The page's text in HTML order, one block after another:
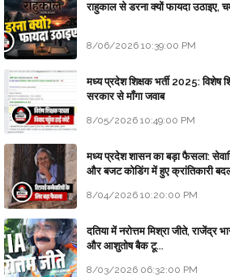
राहुकाल से डरना क्यों फायदा उठाइए,
8/06/2026 10:39:00 PM
मध्य प्रदेश शिक्षक भर्ती 2025: विशेष
सरकार से माँगा जवाब
8/05/2026 10:49:00 PM
मध्य प्रदेश शासन का बड़ा फैसला:
और बजट कोडिंग में हुए क्रांतिकारी
8/04/2026 10:20:00 PM
दतिया में नरोत्तम मिश्रा जीते, राजेंद्र
और आशुतोष बैक टू...
8/03/2026 06:32:00 PM